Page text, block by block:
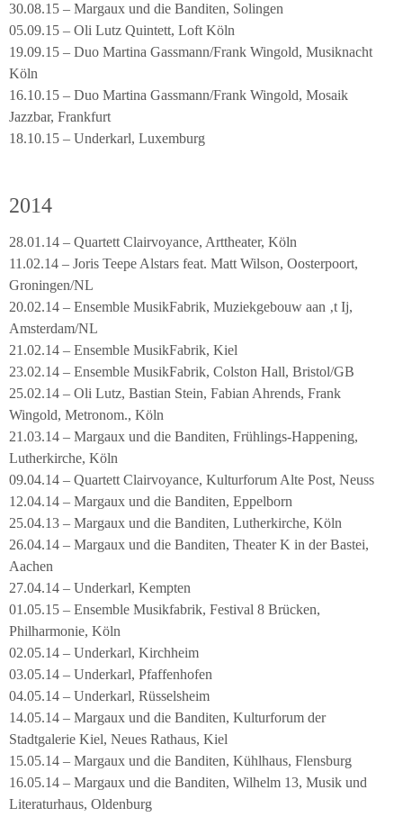
30.08.15 – Margaux und die Banditen, Solingen
05.09.15 – Oli Lutz Quintett, Loft Köln
19.09.15 – Duo Martina Gassmann/Frank Wingold, Musiknacht
Köln
16.10.15 – Duo Martina Gassmann/Frank Wingold, Mosaik
Jazzbar, Frankfurt
18.10.15 – Underkarl, Luxemburg
2014
28.01.14 – Quartett Clairvoyance, Arttheater, Köln
11.02.14 – Joris Teepe Alstars feat. Matt Wilson, Oosterpoort,
Groningen/NL
20.02.14 – Ensemble MusikFabrik, Muziekgebouw aan ‚t Ij,
Amsterdam/NL
21.02.14 – Ensemble MusikFabrik, Kiel
23.02.14 – Ensemble MusikFabrik, Colston Hall, Bristol/GB
25.02.14 – Oli Lutz, Bastian Stein, Fabian Ahrends, Frank
Wingold, Metronom., Köln
21.03.14 – Margaux und die Banditen, Frühlings-Happening,
Lutherkirche, Köln
09.04.14 – Quartett Clairvoyance, Kulturforum Alte Post, Neuss
12.04.14 – Margaux und die Banditen, Eppelborn
25.04.13 – Margaux und die Banditen, Lutherkirche, Köln
26.04.14 – Margaux und die Banditen, Theater K in der Bastei,
Aachen
27.04.14 – Underkarl, Kempten
01.05.15 – Ensemble Musikfabrik, Festival 8 Brücken,
Philharmonie, Köln
02.05.14 – Underkarl, Kirchheim
03.05.14 – Underkarl, Pfaffenhofen
04.05.14 – Underkarl, Rüsselsheim
14.05.14 – Margaux und die Banditen, Kulturforum der
Stadtgalerie Kiel, Neues Rathaus, Kiel
15.05.14 – Margaux und die Banditen, Kühlhaus, Flensburg
16.05.14 – Margaux und die Banditen, Wilhelm 13, Musik und
Literaturhaus, Oldenburg